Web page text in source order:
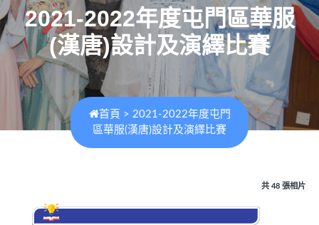
2021-2022年度屯門區華服
(漢唐)設計及演繹比賽
首頁 > 2021-2022年度屯門
區華服(漢唐)設計及演繹比賽
共 48 張相片